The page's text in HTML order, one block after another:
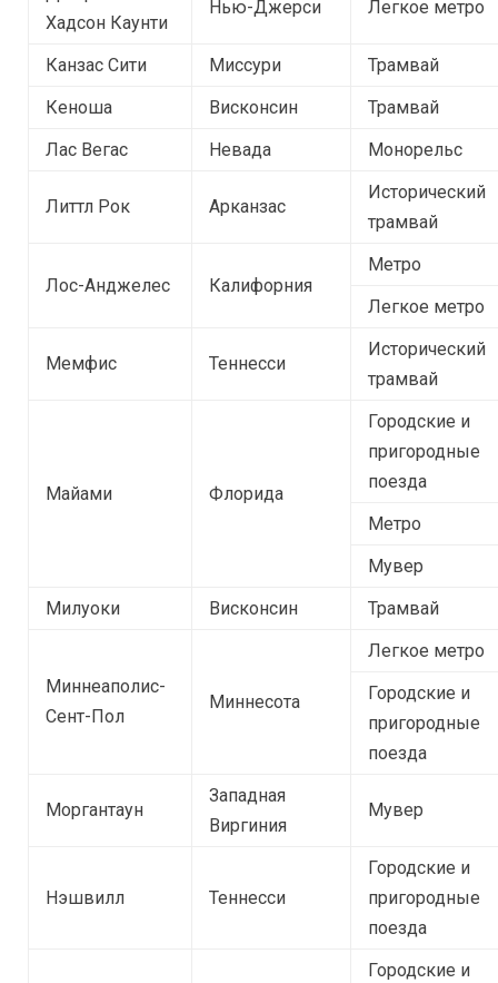
Хадсон Каунти
Нью-Джерси Легкое метро
Канзас Сити Миссури
Трамвай
Кеноша
Висконсин
Трамвай
Лас Вегас
Невада Монорельс
Литтл Рок Арканзас
Исторический
трамвай
Лос-Анджелес Калифорния
Метро
Легкое метро
Мемфис Теннесси
Исторический
трамвай
Майами Флорида
Городские и
пригородные
поезда
Метро
Мувер
Милуоки
Висконсин Трамвай
Миннеаполис-
Сент-Пол
Миннесота
Легкое метро
Городские и
пригородные
поезда
Моргантаун
Западная
Виргиния
Мувер
Нэшвилл Теннесси
Городские и
пригородные
поезда
Городские и